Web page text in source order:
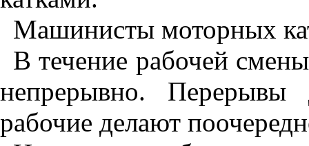
Машинисты моторных
В течение рабочей
непрерывно.
рабочие делают